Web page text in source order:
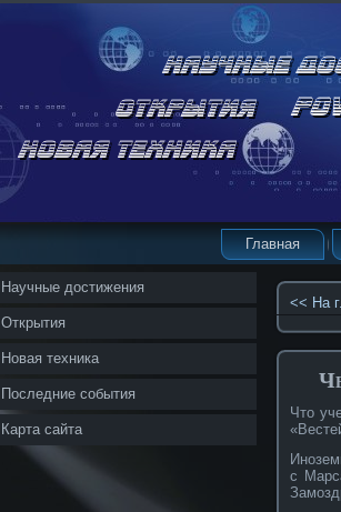
Главная
Научные достижения
Открытия
Новая техника
Последние события
Карта сайта
<< На
Что
с